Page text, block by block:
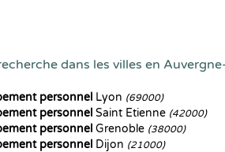
dans les villes en
personnel Lyon (69000)
personnel Saint Etienne (42000)
personnel Grenoble (38000)
personnel Dijon (21000)